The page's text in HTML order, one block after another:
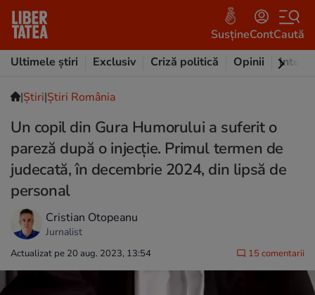
SusțineContCaută
Ultimele știri
Exclusiv Criză politică Opinii
|Ştiri|Știri România
Un copil din Gura Humorului a suferit o
pareză după o injecţie. Primul termen de
judecată, în decembrie 2024, din lipsă de
personal
Cristian Otopeanu
Jurnalist
Actualizat pe 20 aug. 2023, 13:54 15 comentarii